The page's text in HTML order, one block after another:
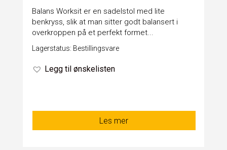
Balans Worksit er en sadelstol med lite
benkryss, slik at man sitter godt balansert i
overkroppen på et perfekt formet...
Lagerstatus: Bestillingsvare
Legg til ønskelisten
Les mer